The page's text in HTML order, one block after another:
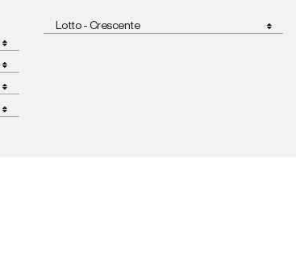
Lotto - Crescente